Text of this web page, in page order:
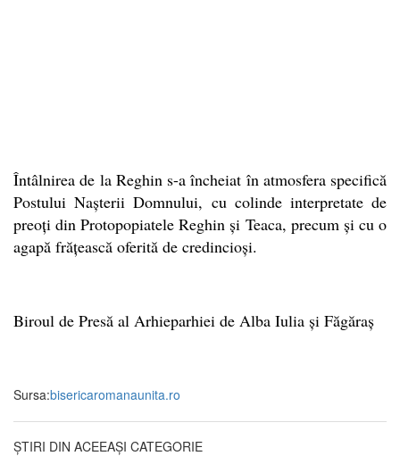
Întâlnirea de la Reghin s-a încheiat în atmosfera specifică
Postului Nașterii Domnului, cu colinde interpretate de
preoți din Protopopiatele Reghin și Teaca, precum și cu o
agapă frățească oferită de credincioși.
Biroul de Presă al Arhieparhiei de Alba Iulia și Făgăraș
Sursa:bisericaromanaunita.ro
ȘTIRI DIN ACEEAȘI CATEGORIE